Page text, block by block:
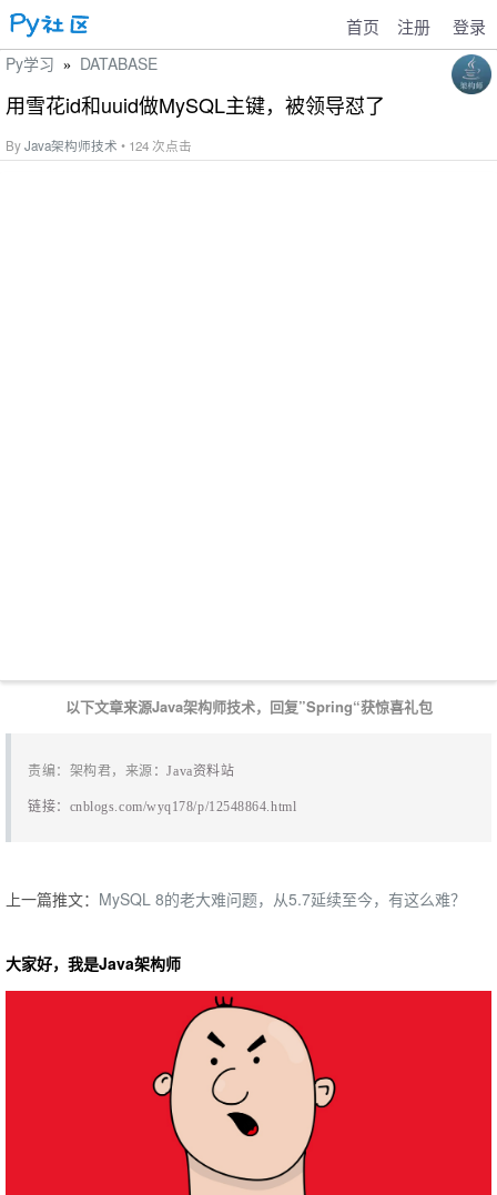
首页 注册 登录
Py学习 » DATABASE
用雪花id和uuid做MySQL主键，被领导怼了
ByJava架构师技术 • 124 次点击
以下文章来源Java架构师技术，回复”Spring“获惊喜礼包
责编：架构君，来源 ：Java资料站
链接： cnblogs.com/wyq178/p/12548864.html
上一篇推文： MySQL 8的老大难问题，从5.7延续至今，有这么难？
大家好，我是Java架构师